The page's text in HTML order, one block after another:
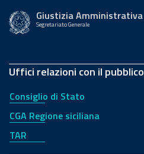
Giustizia Amministrativa
Segretariato Generale
Uffici relazioni con il pubblico
Consiglio di Stato
CGA Regione siciliana
TAR